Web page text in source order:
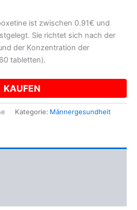
ist zwischen 0.91€ und
Sie richtet sich nach der
der Konzentration der
tabletten).
KAUFEN
Kategorie: Männergesundheit